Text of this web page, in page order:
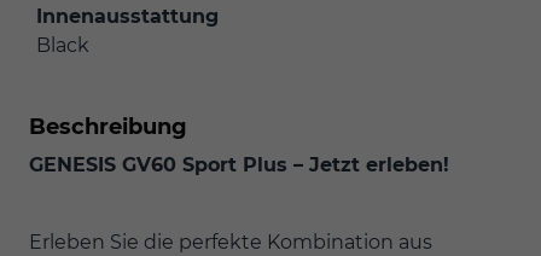
Innenausstattung
Black
Beschreibung
GENESIS GV60 Sport Plus – Jetzt erleben!
Erleben Sie die perfekte Kombination aus